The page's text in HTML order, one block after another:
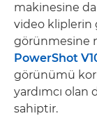
makinesine
video kliplerin
görünmesine
PowerShot
görünümü
yardımcı
sahiptir.